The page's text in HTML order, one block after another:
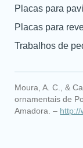
Para
VER
Placas para
Placas para
Trabalhos de
Moura, A. C., &
ornamentais de
Amadora. – http://